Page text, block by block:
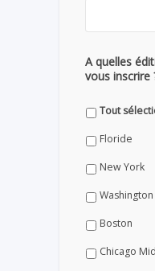
A quelles
vous inscrire
Tout
Floride
New York
Washington
Boston
Chicago